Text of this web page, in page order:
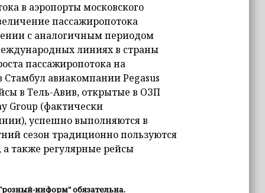
в аэропорты московского
пассажиропотока
с аналогичным периодом
линиях в страны
пассажиропотока на
авиакомпании Pegasus
в Тель-Авив, открытые в ОЗП
Group (фактически
успешно выполняются в
сезон традиционно пользуются
также регулярные рейсы
информ" обязательна.